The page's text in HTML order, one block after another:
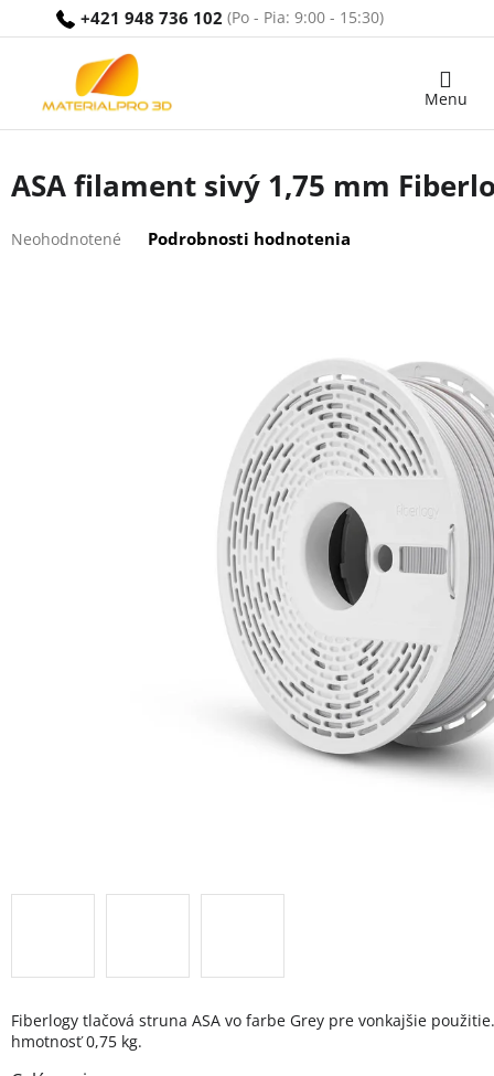
+421 948 736 102
Nákupný
ASA filament sivý 1,75 mm
hodnotenie
Neohodnotené Podrobnosti hodnotenia
Fiberlogy tlačová struna ASA vo farbe Grey pre vonkajšie
hmotnosť 0,75 kg.